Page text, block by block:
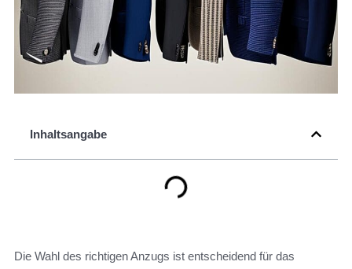
Inhaltsangabe
Die Wahl des richtigen Anzugs ist entscheidend für das